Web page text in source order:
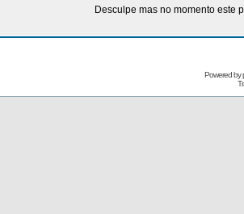
Desculpe mas no momento este
Powered by